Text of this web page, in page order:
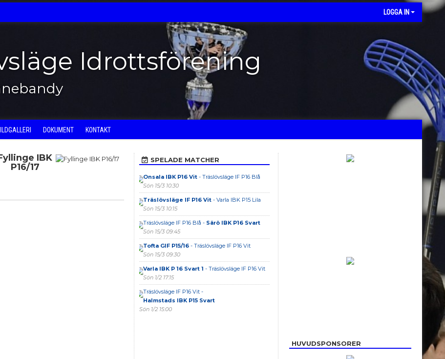
LOGGA IN
Idrottsförening
DOKUMENT KONTAKT
IBK
P16/17
SPELADE MATCHER
Onsala IBK P16 Vit- Träslövsläge IF P16 Blå
Sön 15/3 10:30
Träslövsläge IF P16 Vit- Varla IBK P15 Lila
Sön 15/3 10:15
Träslövsläge IF P16 Blå - Särö IBK P16 Svart
Sön 15/3 09:45
Tofta GIF P15/16- Träslövsläge IF P16 Vit
Sön 15/3 09:30
Varla IBK P 16 Svart 1 - Träslövsläge IF P16 Vit
Sön 1/2 17:15
Träslövsläge IF P16 Vit -
Halmstads IBK P15 Svart
Sön 1/2 15:00
HUVUDSPONSORER